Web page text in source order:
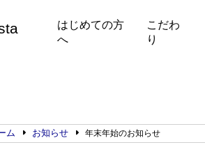
はじめての方
へ
こだわ
り
ム お知らせ 年末年始のお知らせ